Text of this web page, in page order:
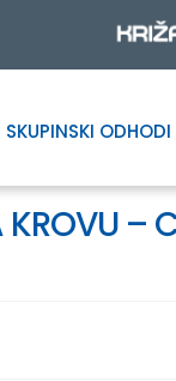
SKUPINSKI ODHODI
KROVU –